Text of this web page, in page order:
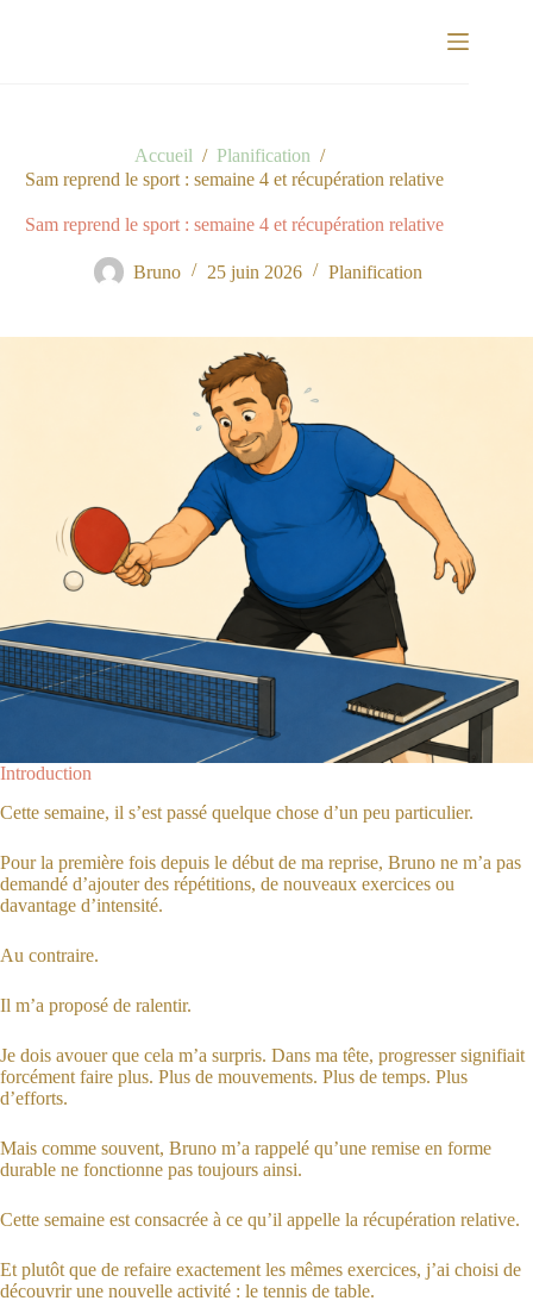
Accueil / Planification /
Sam reprend le sport : semaine 4 et récupération relative
Sam reprend le sport : semaine 4 et récupération relative
Bruno 25 juin 2026 Planification
Introduction
Cette semaine, il s’est passé quelque chose d’un peu particulier.
Pour la première fois depuis le début de ma reprise, Bruno ne m’a pas
demandé d’ajouter des répétitions, de nouveaux exercices ou
davantage d’intensité.
Au contraire.
Il m’a proposé de ralentir.
Je dois avouer que cela m’a surpris. Dans ma tête, progresser signifiait
forcément faire plus. Plus de mouvements. Plus de temps. Plus
d’efforts.
Mais comme souvent, Bruno m’a rappelé qu’une remise en forme
durable ne fonctionne pas toujours ainsi.
Cette semaine est consacrée à ce qu’il appelle la récupération relative.
Et plutôt que de refaire exactement les mêmes exercices, j’ai choisi de
découvrir une nouvelle activité : le tennis de table.